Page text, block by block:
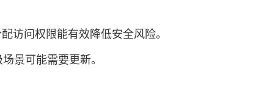
访问权限能有效降低安全风险。
景可能需要更新。